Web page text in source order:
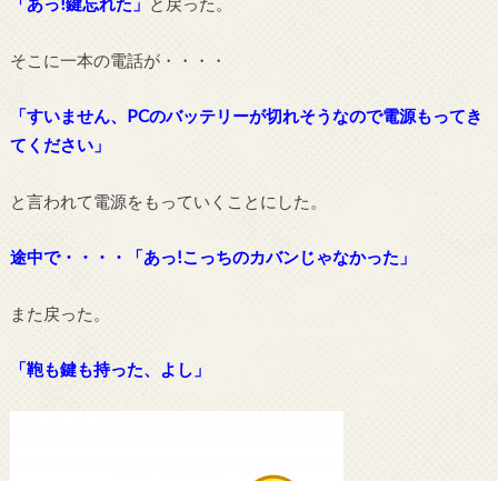
そこに一本の電話が・・・・
「すいません、PCのバッテリーが切れそうなので電源もってき
てください」
と言われて電源をもっていくことにした。
途中で・・・・「あっ!こっちのカバンじゃなかった」
また戻った。
「鞄も鍵も持った、よし」